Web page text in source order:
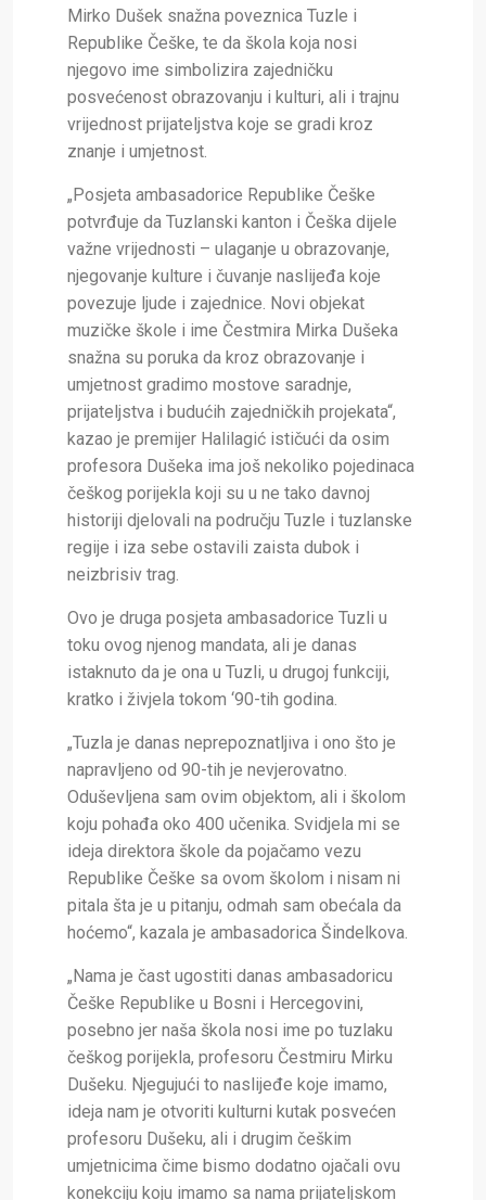
Mirko Dušek snažna poveznica Tuzle i
Republike Češke, te da škola koja nosi
njegovo ime simbolizira zajedničku
posvećenost obrazovanju i kulturi, ali i trajnu
vrijednost prijateljstva koje se gradi kroz
znanje i umjetnost.
„Posjeta ambasadorice Republike Češke
potvrđuje da Tuzlanski kanton i Češka dijele
važne vrijednosti – ulaganje u obrazovanje,
njegovanje kulture i čuvanje naslijeđa koje
povezuje ljude i zajednice. Novi objekat
muzičke škole i ime Čestmira Mirka Dušeka
snažna su poruka da kroz obrazovanje i
umjetnost gradimo mostove saradnje,
prijateljstva i budućih zajedničkih projekata“,
kazao je premijer Halilagić ističući da osim
profesora Dušeka ima još nekoliko pojedinaca
češkog porijekla koji su u ne tako davnoj
historiji djelovali na području Tuzle i tuzlanske
regije i iza sebe ostavili zaista dubok i
neizbrisiv trag.
Ovo je druga posjeta ambasadorice Tuzli u
toku ovog njenog mandata, ali je danas
istaknuto da je ona u Tuzli, u drugoj funkciji,
kratko i živjela tokom ‘90-tih godina.
„Tuzla je danas neprepoznatljiva i ono što je
napravljeno od 90-tih je nevjerovatno.
Oduševljena sam ovim objektom, ali i školom
koju pohađa oko 400 učenika. Svidjela mi se
ideja direktora škole da pojačamo vezu
Republike Češke sa ovom školom i nisam ni
pitala šta je u pitanju, odmah sam obećala da
hoćemo“, kazala je ambasadorica Šindelkova.
„Nama je čast ugostiti danas ambasadoricu
Češke Republike u Bosni i Hercegovini,
posebno jer naša škola nosi ime po tuzlaku
češkog porijekla, profesoru Čestmiru Mirku
Dušeku. Njegujući to naslijeđe koje imamo,
ideja nam je otvoriti kulturni kutak posvećen
profesoru Dušeku, ali i drugim češkim
umjetnicima čime bismo dodatno ojačali ovu
konekciju koju imamo sa nama prijateljskom